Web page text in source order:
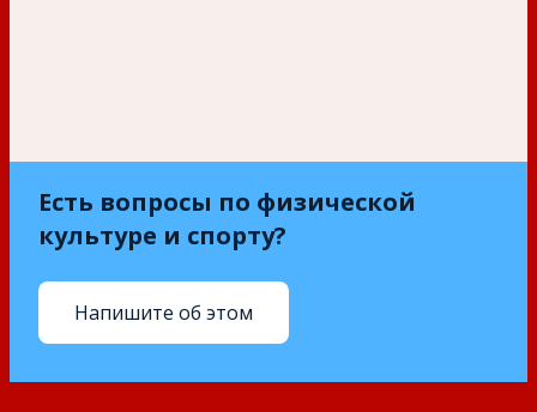
Есть вопросы по физической
культуре и спорту?
Напишите об этом